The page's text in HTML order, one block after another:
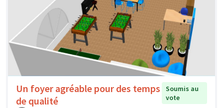
Un foyer agréable pour des temps
de qualité
Soumis au
vote